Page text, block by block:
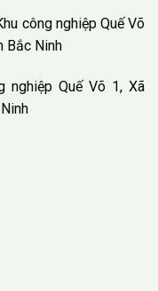
công nghiệp Quế Võ
Bắc Ninh
nghiệp Quế Võ 1, Xã